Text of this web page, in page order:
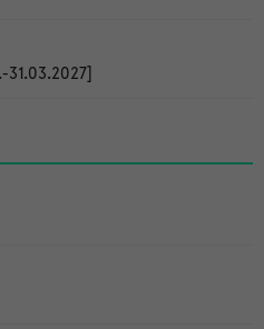
31.03.2027]